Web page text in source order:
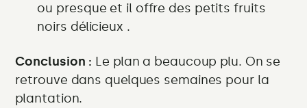
ou presque et il offre des petits fruits
noirs délicieux .
Conclusion : Le plan a beaucoup plu. On se
retrouve dans quelques semaines pour la
plantation.